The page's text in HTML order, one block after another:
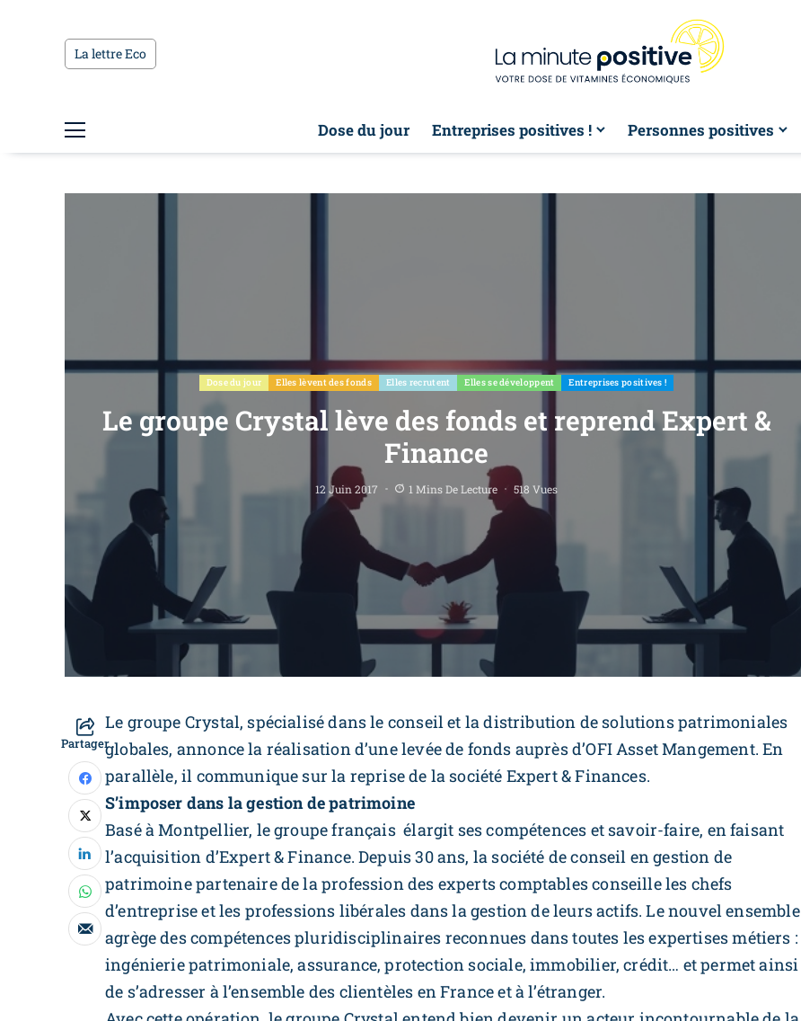
La lettre Eco
Dose du jour Entreprises positives ! Personnes positives
Dose du jour Elles lèvent des fonds Elles recrutent Elles se développent Entreprises positives !
Le groupe Crystal lève des fonds et reprend Expert &
Finance
12 Juin 2017 1 Mins De Lecture 518 Vues
Partager
Le groupe Crystal, spécialisé dans le conseil et la distribution de solutions patrimoniales
globales, annonce la réalisation d’une levée de fonds auprès d’OFI Asset Mangement. En
parallèle, il communique sur la reprise de la société Expert & Finances.
S’imposer dans la gestion de patrimoine
Basé à Montpellier, le groupe français élargit ses compétences et savoir-faire, en faisant
lʼacquisition dʼExpert & Finance. Depuis 30 ans, la société de conseil en gestion de
patrimoine partenaire de la profession des experts comptables conseille les chefs
dʼentreprise et les professions libérales dans la gestion de leurs actifs. Le nouvel ensemble
agrège des compétences pluridisciplinaires reconnues dans toutes les expertises métiers :
ingénierie patrimoniale, assurance, protection sociale, immobilier, crédit… et permet ainsi
de sʼadresser à lʼensemble des clientèles en France et à lʼétranger.